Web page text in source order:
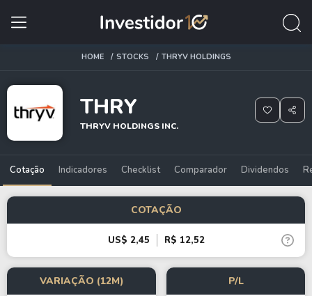
HOME STOCKS THRYV HOLDINGS
THRY
THRYV HOLDINGS INC.
Cotação Indicadores Checklist Comparador Dividendos
COTAÇÃO
US$ 2,45 R$ 12,52
VARIAÇÃO (12M) P/L